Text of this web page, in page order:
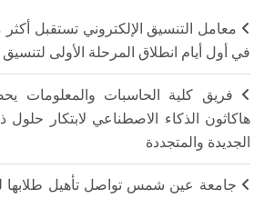
في أول أيام انطلاق المرحلة الأولى
فريق كلية الحاسبات والمعلومات
هاكاثون الذكاء الاصطناعي لابتكار
الجديدة والمتجددة
جامعة عين شمس تواصل تأهيل